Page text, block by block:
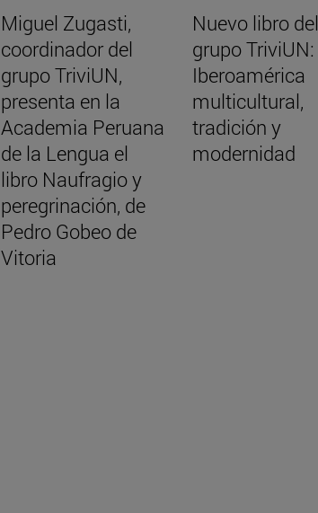
Miguel Zugasti,
coordinador del
grupo TriviUN,
presenta en la
Academia Peruana
de la Lengua el
libro Naufragio y
peregrinación, de
Pedro Gobeo de
Vitoria
Nuevo libro del
grupo TriviUN:
Iberoamérica
multicultural,
tradición y
modernidad